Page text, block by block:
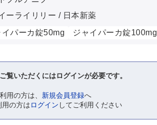
ーライリリー / 日本新薬
イパーカ錠50mg ジャイパーカ錠100mg
覧いただくにはログインが必要です。
用の方は、 新規会員登録へ
の方はログイン してご利用ください